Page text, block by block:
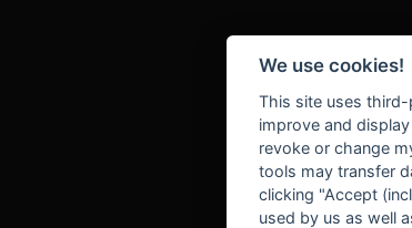
We use cookies!
This site uses
improve and
revoke or change
tools may transfer
clicking "Accept
used by us as well